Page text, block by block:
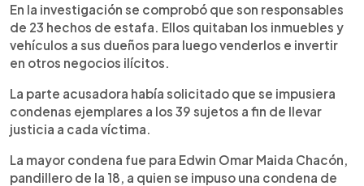
En la investigación se comprobó que son responsables
de 23 hechos de estafa. Ellos quitaban los inmuebles y
vehículos a sus dueños para luego venderlos e invertir
en otros negocios ilícitos.
La parte acusadora había solicitado que se impusiera
condenas ejemplares a los 39 sujetos a fin de llevar
justicia a cada víctima.
La mayor condena fue para Edwin Omar Maida Chacón,
pandillero de la 18, a quien se impuso una condena de